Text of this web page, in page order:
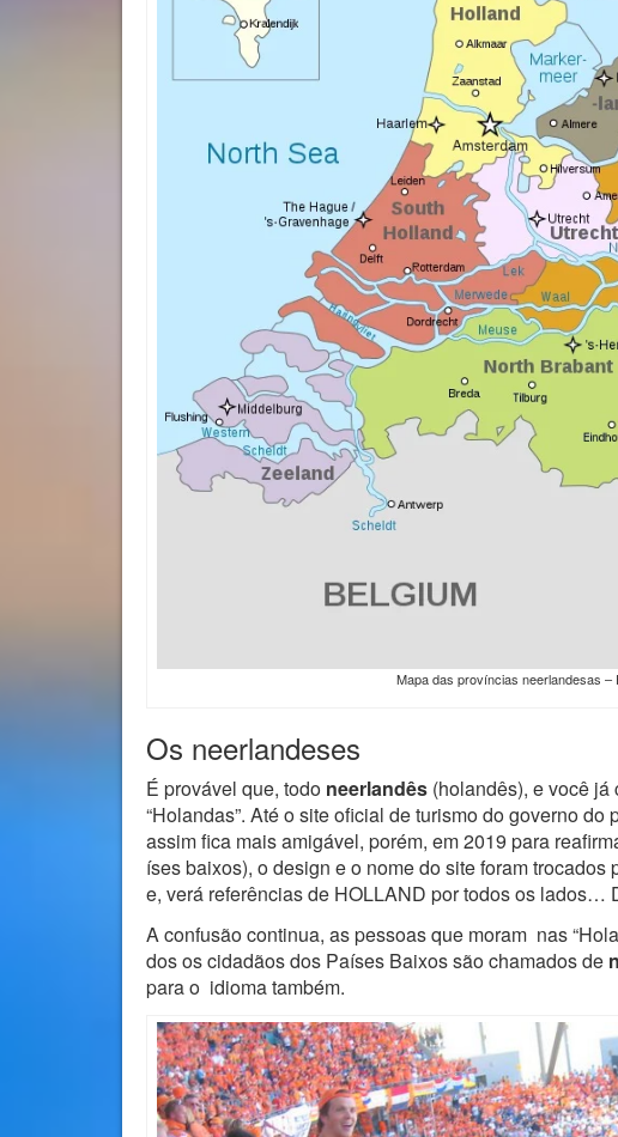
Mapa das províncias neerlandesas
Os neerlandeses
É provável que, todo neerlandês (holandês), e você
“Holandas”. Até o site oficial de turismo do governo do
assim fica mais amigável, porém, em 2019 para
íses baixos), o design e o nome do site foram
e, verá referências de HOLLAND por todos os lados…
A confusão continua, as pessoas que moram nas
dos os cidadãos dos Países Baixos são chamados de
para o idioma também.